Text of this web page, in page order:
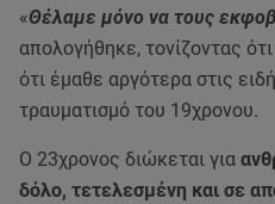
«Θέλαμε μόνο να τους
απολογήθηκε, τονίζοντας
ότι έμαθε αργότερα στις
τραυματισμό του 19χρονου.
Ο 23χρονος διώκεται για
δόλο, τετελεσμένη και σε